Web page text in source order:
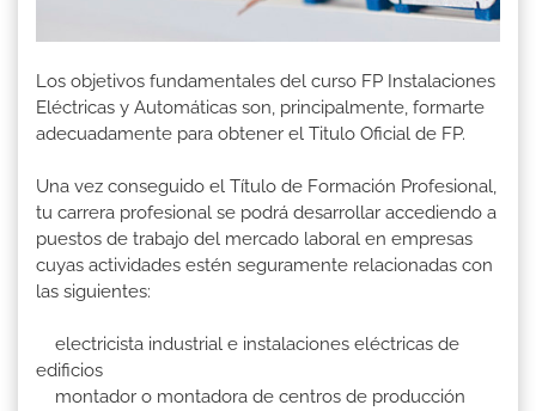
Los objetivos fundamentales del curso FP Instalaciones
Eléctricas y Automáticas son, principalmente, formarte
adecuadamente para obtener el Titulo Oficial de FP.
Una vez conseguido el Título de Formación Profesional,
tu carrera profesional se podrá desarrollar accediendo a
puestos de trabajo del mercado laboral en empresas
cuyas actividades estén seguramente relacionadas con
las siguientes:
electricista industrial e instalaciones eléctricas de
edificios
montador o montadora de centros de producción